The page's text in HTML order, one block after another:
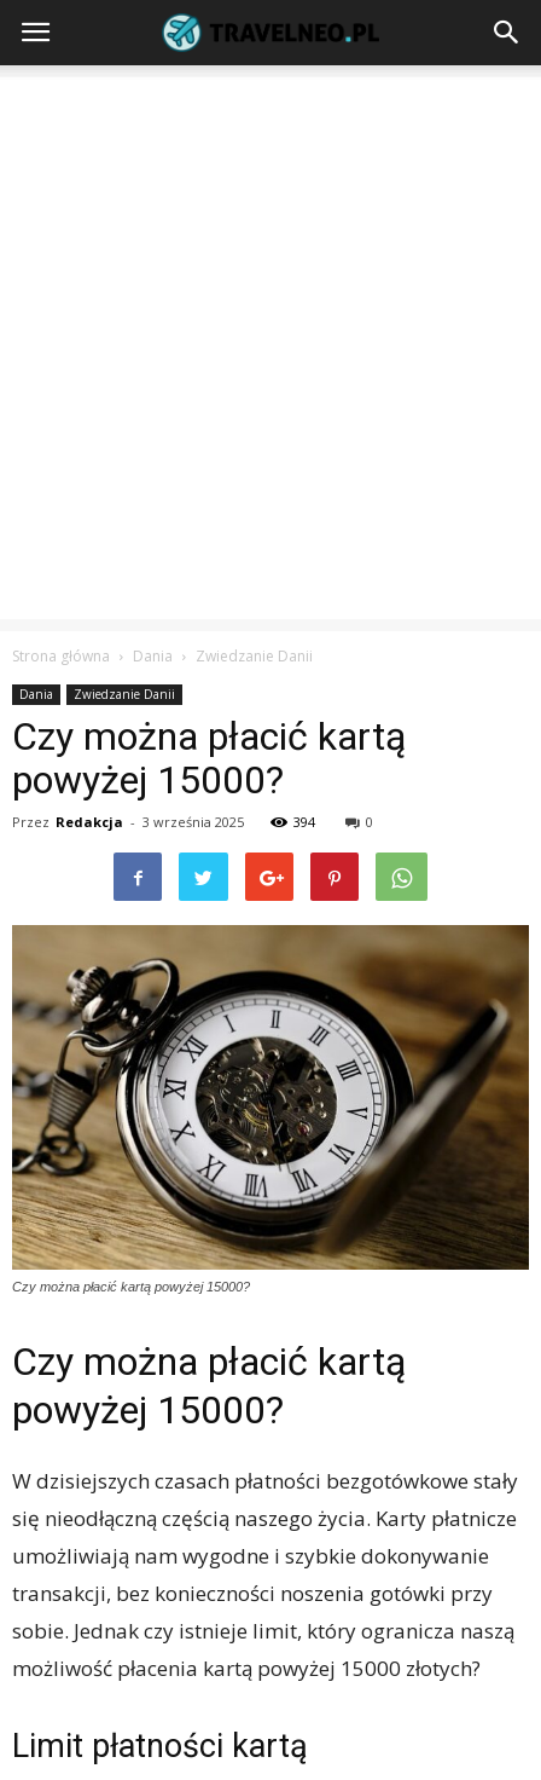
Strona główna Dania Zwiedzanie Danii
Dania Zwiedzanie Danii
Czy można płacić kartą
powyżej 15000?
Przez Redakcja - 3 września 2025 394 0
Czy można płacić kartą powyżej 15000?
Czy można płacić kartą
powyżej 15000?
W dzisiejszych czasach płatności bezgotówkowe stały
się nieodłączną częścią naszego życia. Karty płatnicze
umożliwiają nam wygodne i szybkie dokonywanie
transakcji, bez konieczności noszenia gotówki przy
sobie. Jednak czy istnieje limit, który ogranicza naszą
możliwość płacenia kartą powyżej 15000 złotych?
Limit płatności kartą